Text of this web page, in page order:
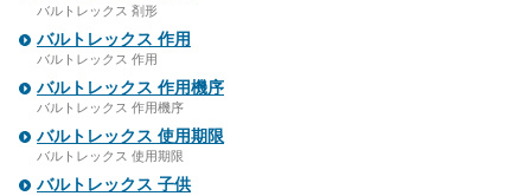
バルトレックス 剤形
バルトレックス 作用
バルトレックス 作用
バルトレックス 作用機序
バルトレックス 作用機序
バルトレックス 使用期限
バルトレックス 使用期限
バルトレックス 子供